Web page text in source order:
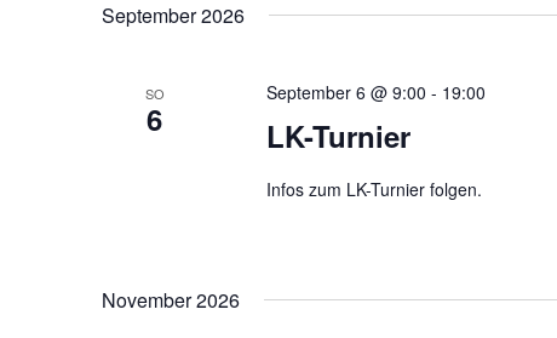
September 2026
SO
6
September 6 @ 9:00 - 19:00
LK-Turnier
Infos zum LK-Turnier folgen.
November 2026